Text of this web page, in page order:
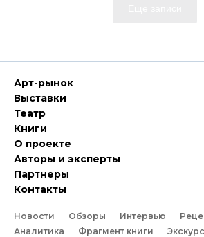
Арт-рынок
Выставки
Театр
Книги
О проекте
Авторы и эксперты
Партнеры
Контакты
Новости Обзоры Интервью
Аналитика
Фрагмент книги